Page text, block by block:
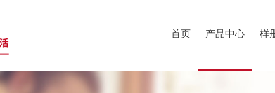
首页 产品中心 样